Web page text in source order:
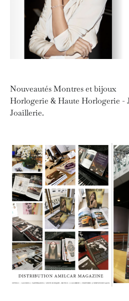
Nouveautés Montres et bijoux
Horlogerie & Haute Horlogerie -
Joaillerie.